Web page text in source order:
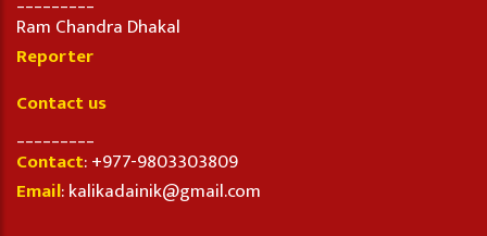
Ram Chandra Dhakal
Reporter
Contact us
Contact: +977-9803303809
Email: kalikadainik@gmail.com